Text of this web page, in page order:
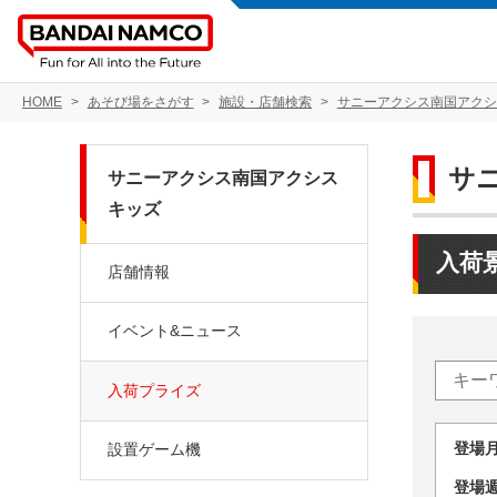
HOME あそび場をさがす 施設・店舗検索 サニーアクシス南国アク
サ
入荷
登
登
サニーアクシス南国アクシス
キッズ
店舗情報
イベント&ニュース
入荷プライズ
設置ゲーム機